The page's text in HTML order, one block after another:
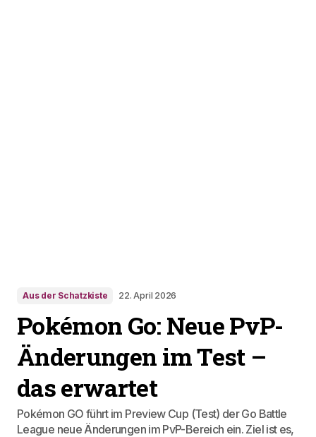
Aus der Schatzkiste 22. April 2026
Pokémon Go: Neue PvP-
Änderungen im Test –
das erwartet
Pokémon GO führt im Preview Cup (Test) der Go Battle
League neue Änderungen im PvP-Bereich ein. Ziel ist es,